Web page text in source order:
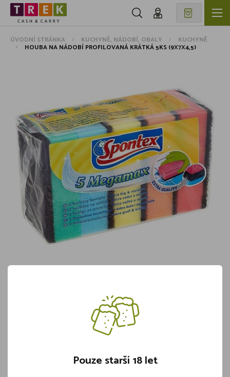
ÚVODNÍ STRÁNKA KUCHYNĚ, NÁDOBÍ, OBALY KUCHYNĚ
HOUBA NA NÁDOBÍ PROFILOVANÁ KRÁTKÁ 5KS (9X7X4,5)
Pouze starší 18 let